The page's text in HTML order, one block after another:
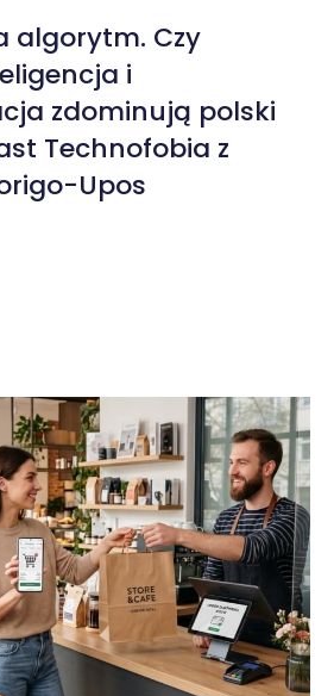
algorytm. Czy
i
zdominują polski
Technofobia z
Upos